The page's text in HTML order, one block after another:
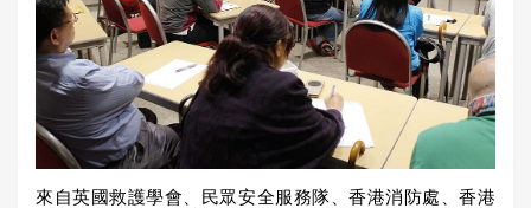
來自英國救護學會、民眾安全服務隊、香港消防處、香港